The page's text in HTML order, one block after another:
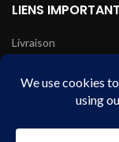
LIENS
Livraison
Conditions de vente